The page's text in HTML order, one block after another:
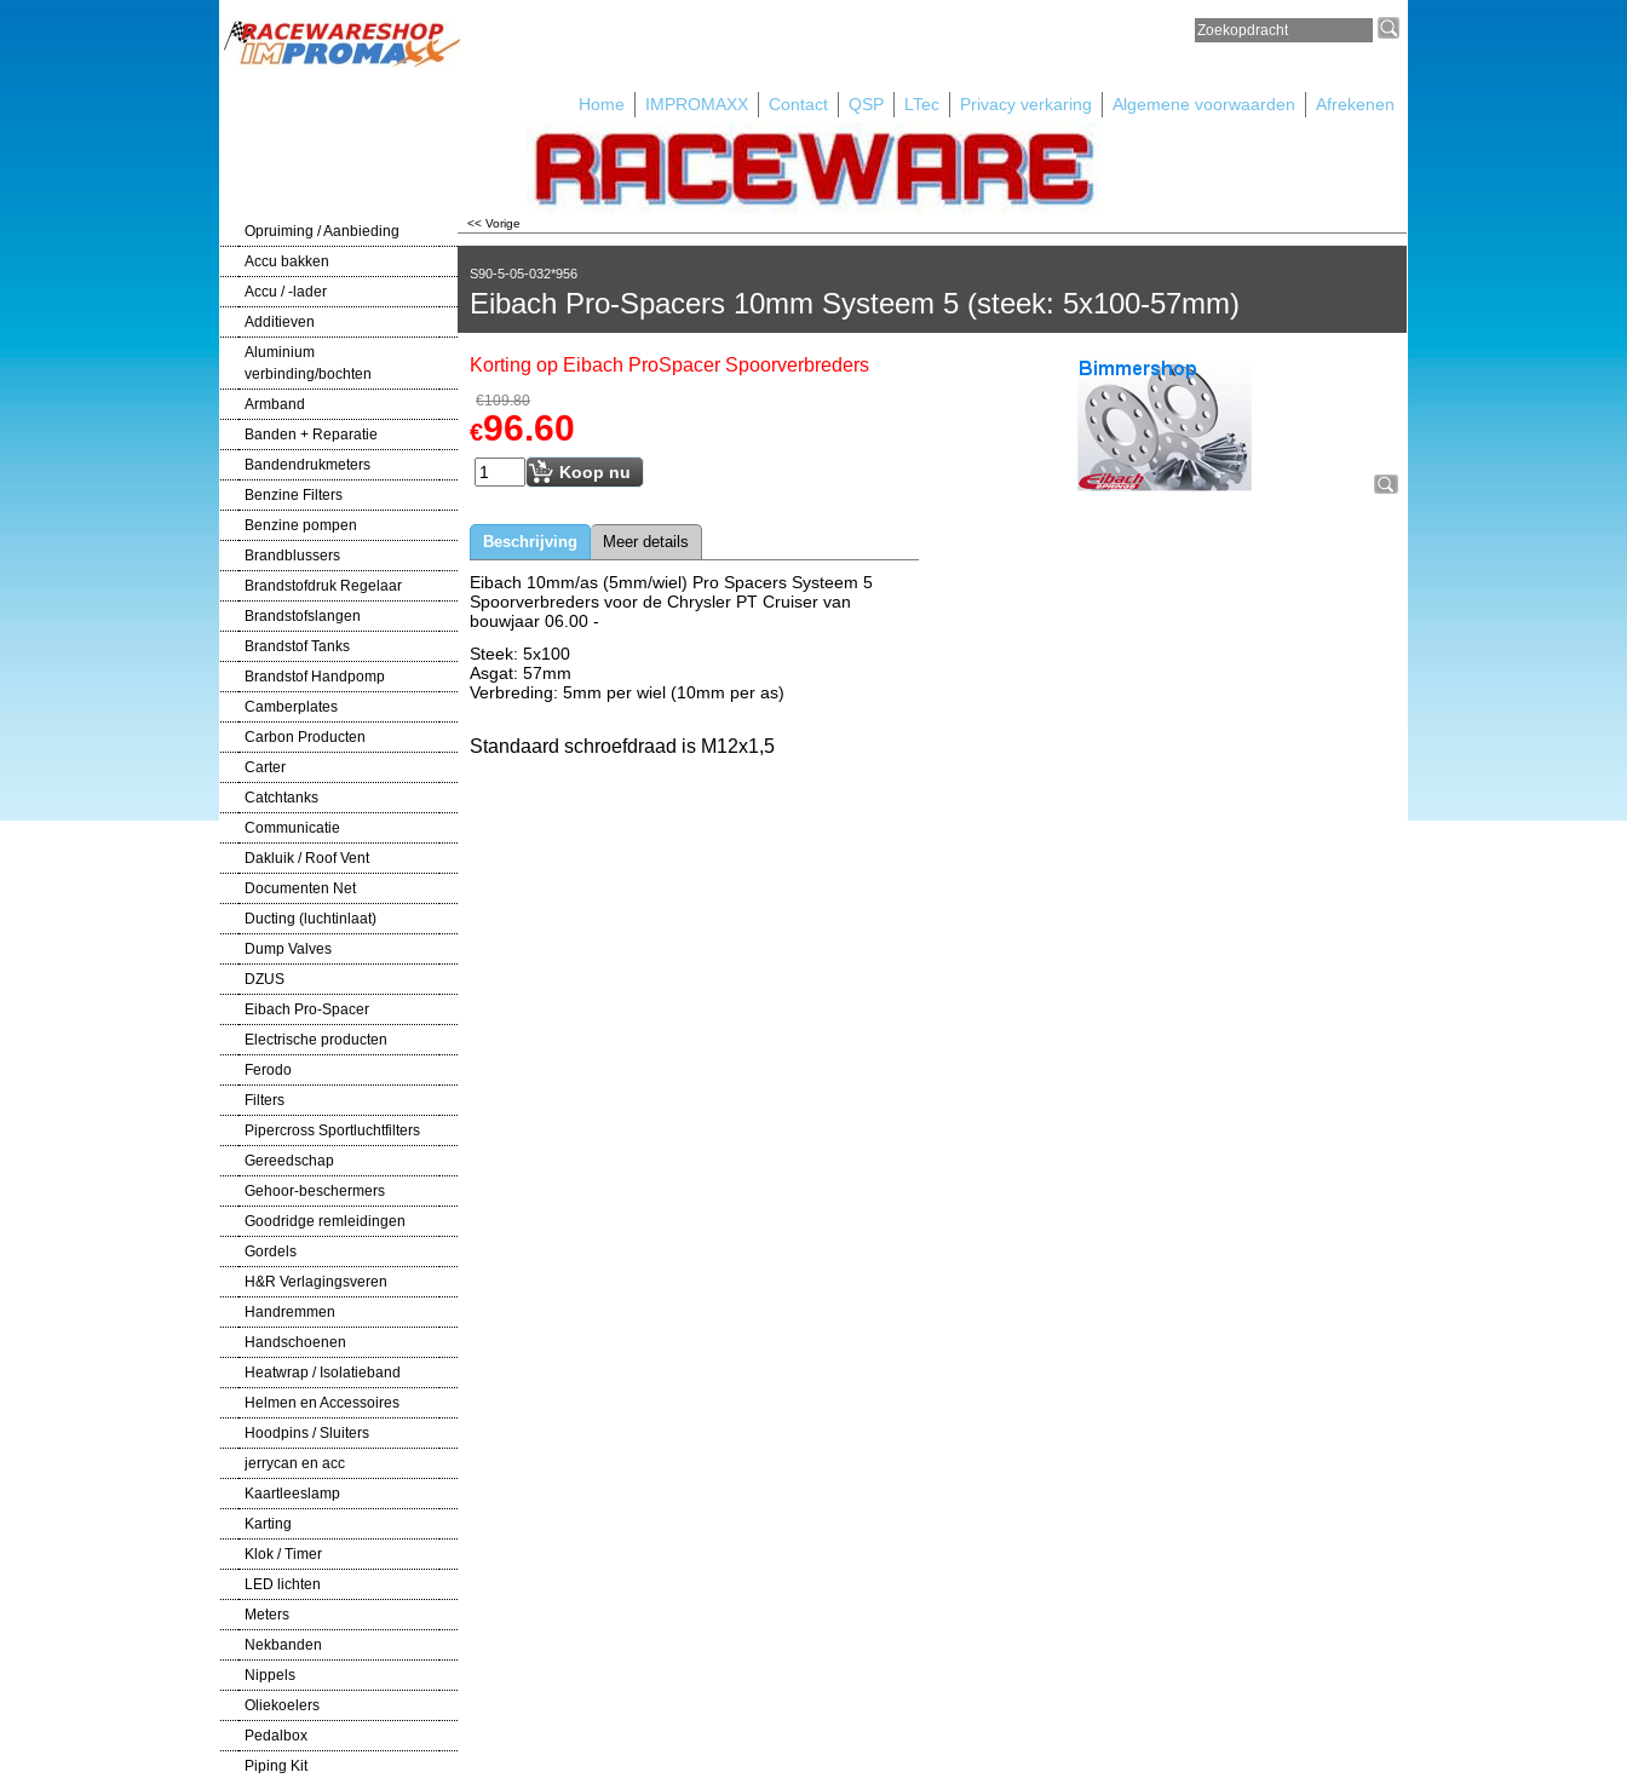
Home IMPROMAXX Contact QSP LTec Privacy verkaring Algemene voorwaarden Afrekenen
Opruiming / Aanbieding
Accu bakken
Accu / -lader
Additieven
Aluminium
verbinding/bochten
Armband
Banden + Reparatie
Bandendrukmeters
Benzine Filters
Benzine pompen
Brandblussers
Brandstofdruk Regelaar
Brandstofslangen
Brandstof Tanks
Brandstof Handpomp
Camberplates
Carbon Producten
Carter
Catchtanks
Communicatie
Dakluik / Roof Vent
Documenten Net
Ducting (luchtinlaat)
Dump Valves
DZUS
Eibach Pro-Spacer
Electrische producten
Ferodo
Filters
Pipercross Sportluchtfilters
Gereedschap
Gehoor-beschermers
Goodridge remleidingen
Gordels
H&R Verlagingsveren
Handremmen
Handschoenen
Heatwrap / Isolatieband
Helmen en Accessoires
Hoodpins / Sluiters
jerrycan en acc
Kaartleeslamp
Karting
Klok / Timer
LED lichten
Meters
Nekbanden
Nippels
Oliekoelers
Pedalbox
Piping Kit
<< Vorige
S90-5-05-032*956
Eibach Pro-Spacers 10mm Systeem 5 (steek: 5x100-57mm)
Korting op Eibach ProSpacer Spoorverbreders
€109.80
€96.60
Koop nu
Beschrijving Meer details
Eibach 10mm/as (5mm/wiel) Pro Spacers Systeem 5
Spoorverbreders voor de Chrysler PT Cruiser van
bouwjaar 06.00 -
Steek: 5x100
Asgat: 57mm
Verbreding: 5mm per wiel (10mm per as)
Standaard schroefdraad is M12x1,5